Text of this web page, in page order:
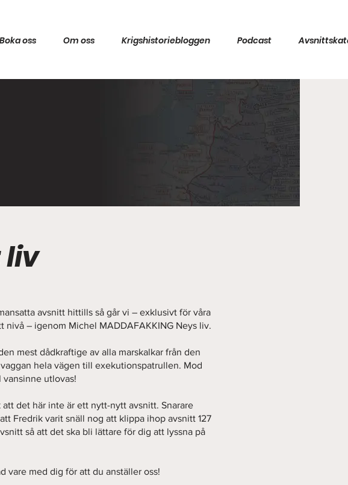
Boka oss Om oss Krigshistoriebloggen Podcast
liv
avsnitt hittills så går vi – exklusivt för våra
nivå – igenom Michel MADDAFAKKING Neys liv.
mest dådkraftige av alla marskalkar från den
hela vägen till exekutionspatrullen. Mod
vansinne utlovas!
att det här inte är ett nytt-nytt avsnitt. Snarare
Fredrik varit snäll nog att klippa ihop avsnitt 127
så att det ska bli lättare för dig att lyssna på
vare med dig för att du anställer oss!